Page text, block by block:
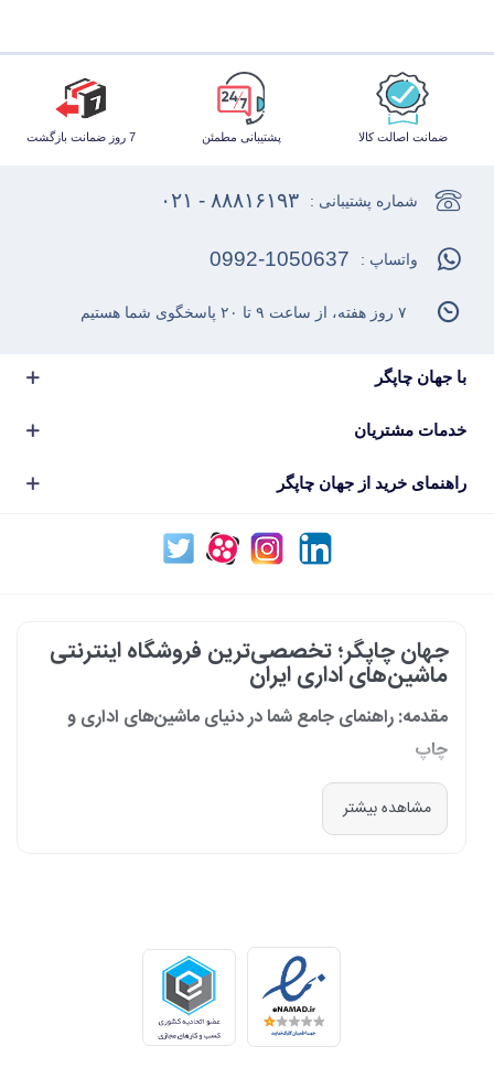
ضمانت اصالت کالا پشتیبانی مطمئن 7 روز ضمانت بازگشت
با جهان چاپگر
خدمات مشتریان
راهنمای خرید از جهان چاپگر
شماره پشتیبانی : ۸۸۸۱۶۱۹۳ - ۰۲۱
واتساپ : 0992-1050637
۷ روز هفته، از ساعت ۹ تا ۲۰ پاسخگوی شما هستیم
جهان چاپگر؛ تخصصی‌ترین فروشگاه اینترنتی
ماشین‌های اداری ایران
مقدمه: راهنمای جامع شما در دنیای ماشین‌های اداری و
چاپ
در دنیای پرشتاب امروز که کسب‌وکارها و سازمان‌ها برای افزایش بهره‌وری خود به
فناوری‌های نوین وابسته‌اند، دسترسی به ابزارهای کارآمد و قابل اعتماد یک
ما، ارائه راهکارهای جامع، از مشاوره پیش از خرید تا پشتیبانی پس از فروش،
برای سازمان‌ها، شرکت‌ها و کاربران خانگی است.
طیف کاملی از محصولات برای هر نیازی
ما در جهان چاپگر، مجموعه‌ای گسترده از برترین برندهای جهانی را گرد هم
مشاهده بیشتر